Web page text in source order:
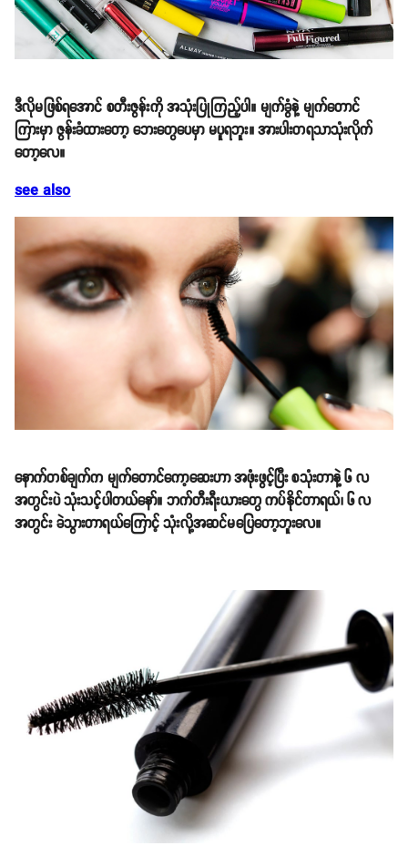
ဒီလိုမဖြစ်ရအောင် စတီးဇွန်းကို အသုံးပြုကြည့်ပါ။ မျက်ခွံနဲ့ မျက်တောင်
ကြားမှာ ဇွန်းခံထားတော့ ဘေးတွေပေမှာ မပူရဘူး။ အားပါးတရသာသုံးလိုက်
တော့လေ။
see also
နောက်တစ်ချက်က မျက်တောင်ကော့ဆေးဟာ အဖုံးဖွင့်ပြီး စသုံးတာနဲ့ ၆ လ
အတွင်းပဲ သုံးသင့်ပါတယ်နော်။ ဘက်တီးရီးယားတွေ ကပ်နိုင်တာရယ်၊ ၆ လ
အတွင်း ခဲသွားတာရယ်ကြောင့် သုံးလို့အဆင်မပြေတော့ဘူးလေ။